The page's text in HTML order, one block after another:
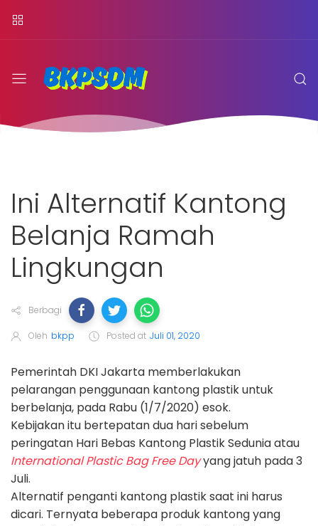
Ini Alternatif Kantong
Belanja Ramah
Lingkungan
Berbagi
Oleh bkpp Posted at Juli 01, 2020
Pemerintah DKI Jakarta memberlakukan
pelarangan penggunaan kantong plastik untuk
berbelanja, pada Rabu (1/7/2020) esok.
Kebijakan itu bertepatan dua hari sebelum
peringatan Hari Bebas Kantong Plastik Sedunia atau
International Plastic Bag Free Dayyang jatuh pada 3
Juli.
Alternatif penganti kantong plastik saat ini harus
dicari. Ternyata beberapa produk kantong yang